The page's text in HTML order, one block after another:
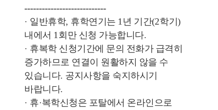
----------------------------
· 일반휴학, 휴학연기는 1 년 기간(2학기)
내에서 1 회만 신청 가능합니다.
· 휴복학 신청기간에 문의 전화가 급격히
증가하므로 연결이 원활하지 않을 수
있습니다. 공지사항을 숙지하시기
바랍니다.
· 휴·복학신청은 포탈에서 온라인으로